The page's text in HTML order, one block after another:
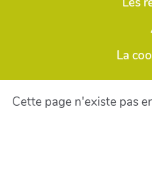
La
Cette page n'existe pas